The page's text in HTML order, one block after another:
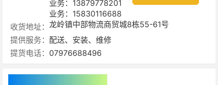
业务：13879778201
业务：15830116688
收货地址： 龙岭镇中部物流商贸城8栋55-61号
提供服务： 配送、安装、维修
提货电话： 07976688496